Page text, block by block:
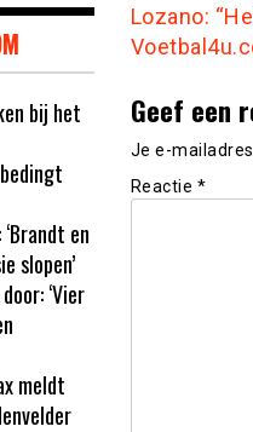
Lozano:
Geef een
Je e-
Reactie *
bij het
en
slopen’
‘Vier
meldt